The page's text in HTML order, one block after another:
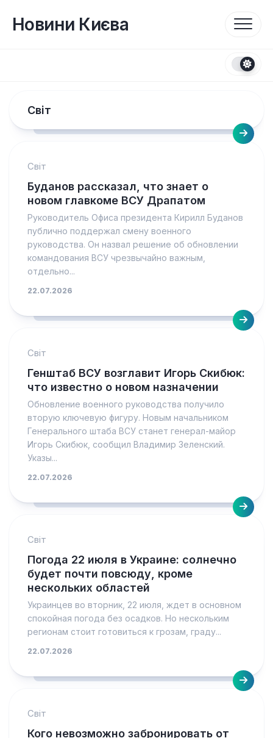
вмістуНовини Києва
Світ
Світ
Буданов рассказал, что знает о
новом главкоме ВСУ Драпатом
Руководитель Офиса президента Кирилл Буданов
публично поддержал смену военного
руководства. Он назвал решение об обновлении
командования ВСУ чрезвычайно важным,
отдельно...
22.07.2026
Світ
Генштаб ВСУ возглавит Игорь Скибюк:
что известно о новом назначении
Обновление военного руководства получило
вторую ключевую фигуру. Новым начальником
Генерального штаба ВСУ станет генерал-майор
Игорь Скибюк, сообщил Владимир Зеленский.
Указы...
22.07.2026
Світ
Погода 22 июля в Украине: солнечно
будет почти повсюду, кроме
нескольких областей
Украинцев во вторник, 22 июля, ждет в основном
спокойная погода без осадков. Но нескольким
регионам стоит готовиться к грозам, граду...
22.07.2026
Світ
Кого невозможно забронировать от